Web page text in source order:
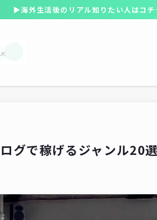
▶海外生活後のリアル知りたい人は
グで稼げるジャンル20